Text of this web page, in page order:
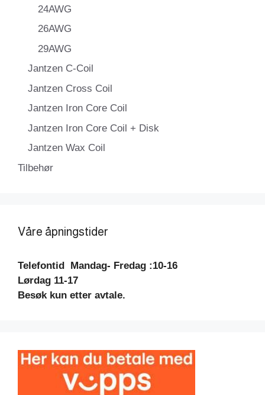
24AWG
26AWG
29AWG
Jantzen C-Coil
Jantzen Cross Coil
Jantzen Iron Core Coil
Jantzen Iron Core Coil + Disk
Jantzen Wax Coil
Tilbehør
Våre åpningstider
Telefontid Mandag- Fredag :10-16
Lørdag 11-17
Besøk kun etter avtale.